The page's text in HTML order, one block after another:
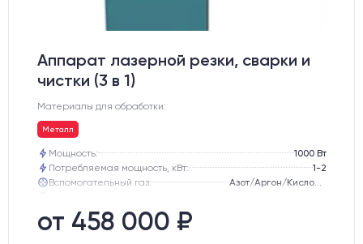
Аппарат лазерной резки, сварки и
чистки (3 в 1)
Материалы для обработки:
Металл
Мощность:
1000 Вт
Потребляемая мощность, кВт:
1-2
Вспомогательный газ:
Азот/Аргон/Кислород (для резки)
Тип лазерного излучателя:
Производитель лазерного излучателя:
от 458 000 ₽